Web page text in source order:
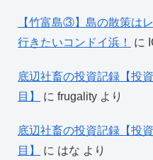
【竹富島③】島の散策は
行きたいコンドイ浜！
に
底辺社畜の投資記録【投
目】
に frugality より
底辺社畜の投資記録【投
目】
に はな より